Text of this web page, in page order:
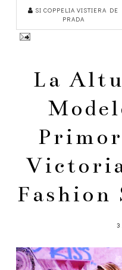
SI COPPELIA VISTIERA DE
PRADA
La
Fashion